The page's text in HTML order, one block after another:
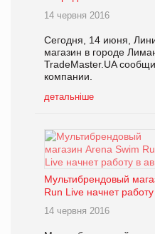
14 червня 2016
Сегодня, 14 июня,
магазин в городе
TradeMaster.UA
компании.
детальніше
Мультибрендовый
Run Live начнет работу
14 червня 2016